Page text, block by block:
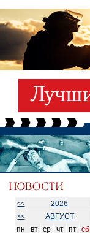
<< 2026
<<
АВГУСТ
пн
вт ср чт пт сб